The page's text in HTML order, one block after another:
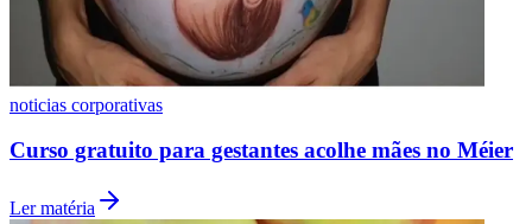
Cruzeiro
noticias corporativas
Curso gratuito para gestantes acolhe mães no Méier
Ler matéria